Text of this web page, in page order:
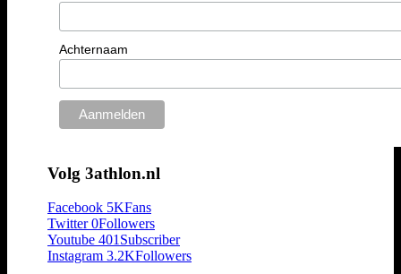
Achternaam
Volg 3athlon.nl
Facebook 5KFans
Twitter 0Followers
Youtube 401 Subscriber
Instagram 3.2KFollowers